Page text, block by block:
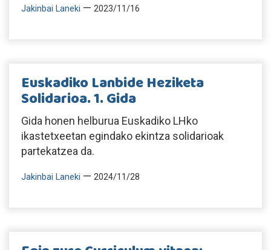
Jakinbai Laneki — 2023/11/16
Euskadiko Lanbide Heziketa
Solidarioa. 1. Gida
Gida honen helburua Euskadiko LHko
ikastetxeetan egindako ekintza solidarioak
partekatzea da.
Jakinbai Laneki — 2024/11/28